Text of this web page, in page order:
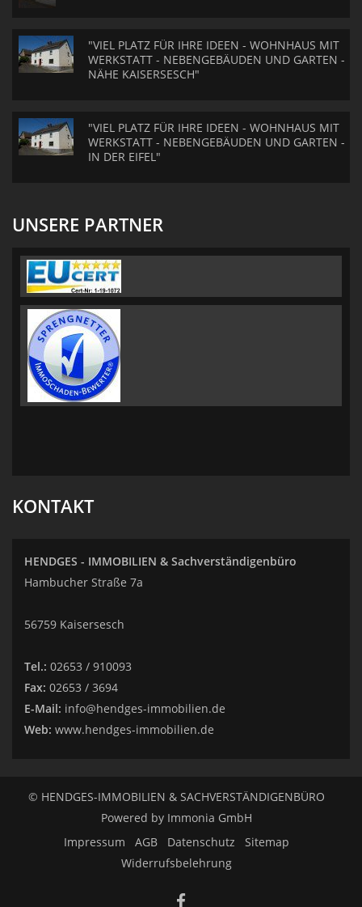
"VIEL PLATZ FÜR IHRE IDEEN - WOHNHAUS MIT
WERKSTATT - NEBENGEBÄUDEN UND GARTEN -
NÄHE KAISERSESCH"
"VIEL PLATZ FÜR IHRE IDEEN - WOHNHAUS MIT
WERKSTATT - NEBENGEBÄUDEN UND GARTEN -
IN DER EIFEL"
UNSERE PARTNER
KONTAKT
HENDGES - IMMOBILIEN & Sachverständigenbüro
Hambucher Straße 7a
56759 Kaisersesch
Tel.: 02653 / 910093
Fax: 02653 / 3694
E-Mail: info@hendges-immobilien.de
Web: www.hendges-immobilien.de
© HENDGES-IMMOBILIEN & SACHVERSTÄNDIGENBÜRO
Powered by Immonia GmbH
Impressum
AGB Datenschutz
Sitemap
Widerrufsbelehrung